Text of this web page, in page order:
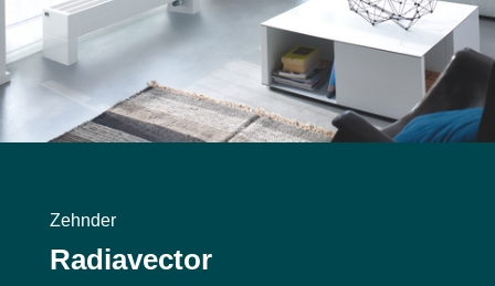
Zehnder
Radiavector